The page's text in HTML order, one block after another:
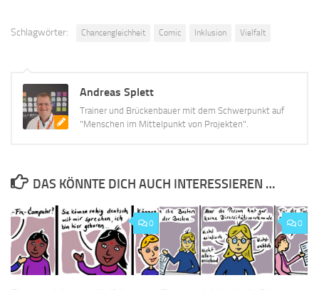
Schlagwörter: Chancengleichheit Comic Inklusion Vielfalt
Andreas Splett
Trainer und Brückenbauer mit dem Schwerpunkt auf
"Menschen im Mittelpunkt von Projekten".
DAS KÖNNTE DICH AUCH INTERESSIEREN …
0 0